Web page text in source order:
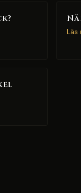
Läs